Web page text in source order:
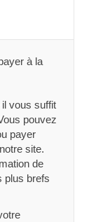
à la
vous suffit
pouvez
payer
site.
de
plus brefs